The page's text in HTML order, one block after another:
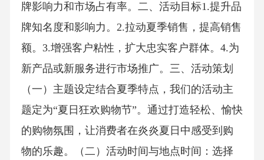
牌影响力和市场占有率。二、活动目标1.提升品
牌知名度和影响力。2.拉动夏季销售，提高销售
额。3.增强客户粘性，扩大忠实客户群体。4.为
新产品或新服务进行市场推广。三、活动策划
（一）主题设定结合夏季特点，我们的活动主
题定为“夏日狂欢购物节”。通过打造轻松、愉快
的购物氛围，让消费者在炎炎夏日中感受到购
物的乐趣。（二）活动时间与地点时间：选择